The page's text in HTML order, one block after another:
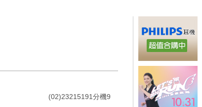
(02)23215191分機9